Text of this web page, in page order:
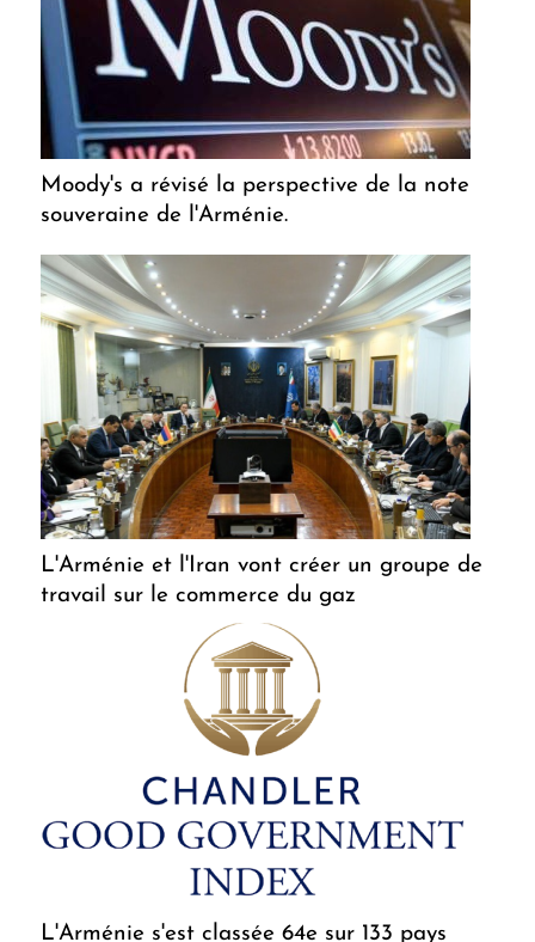
Moody's a révisé la perspective de la note
souveraine de l'Arménie.
L'Arménie et l'Iran vont créer un groupe de
travail sur le commerce du gaz
L'Arménie s'est classée 64e sur 133 pays